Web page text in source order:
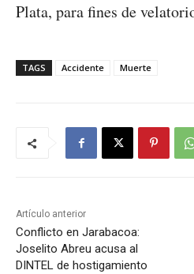
Plata, para fines de
TAGS Accidente Muerte
Artículo anterior
Conflicto en Jarabacoa:
Joselito Abreu acusa al
DINTEL de hostigamiento